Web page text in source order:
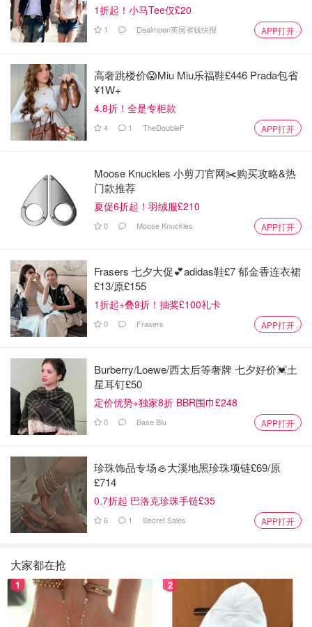
1折起！小马Tee仅£20
1 Dealmoon英国省钱快报 APP打开
高奢跳楼价😱Miu Miu乐福鞋£446 Prada包省
¥1W+
4.8折！全是专柜款
4 1 TheDoubleF APP打开
Moose Knuckles 小剪刀官网✂️购买攻略&热
门款推荐
夏促6折起！羽绒服£210
0 Moose Knuckles APP打开
Frasers 七夕大促💕adidas鞋£7 郁金香连衣裙
£13/原£155
1折起+叠9折！抽奖£100礼卡
0 Frasers APP打开
Burberry/Loewe/西太后等奢牌 七夕好价💓土
星耳钉£50
定价优势+独家8折 BBR围巾£248
0 Base Blu APP打开
珍珠饰品专场🦪大溪地黑珍珠项链£69/原
£714
0.7折起 巴洛克珍珠手链£35
6 1 Secret Sales APP打开
大家都在抢
1 2